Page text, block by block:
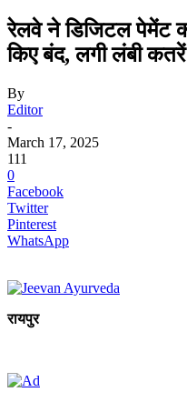
रेलवे ने डिजिटल पेमेंट
किए बंद, लगी लंबी कतरें
By
Editor
-
March 17, 2025
111
0
Facebook
Twitter
Pinterest
WhatsApp
रायपुर